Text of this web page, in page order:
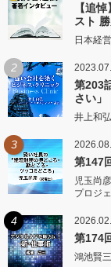
【追
スト 勝
日本経
2
第203
さい」
井上和
3
第147
児玉尚
プロジ
4
第174
鴻池賢